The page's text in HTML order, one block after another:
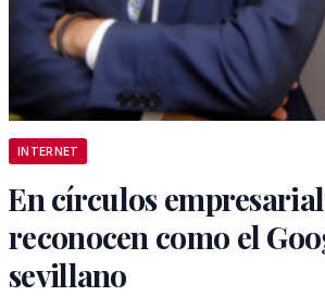
INTERNET
En círculos
reconocen como el
sevillano